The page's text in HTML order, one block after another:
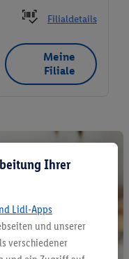
Filialdetails
Meine
Filiale
Ihrer
Lidl-Apps
und unserer
verschiedener